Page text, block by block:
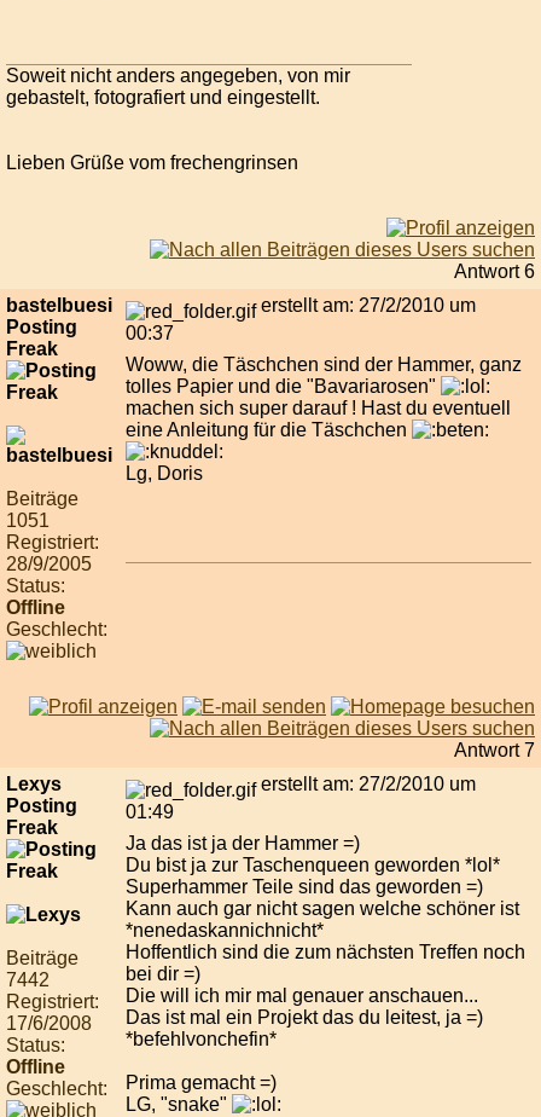
Soweit nicht anders angegeben, von mir
gebastelt, fotografiert und eingestellt.
Lieben Grüße vom frechengrinsen
Antwort 6
bastelbuesi
Posting
Freak
Beiträge
1051
Registriert:
28/9/2005
Status:
Offline
Geschlecht:
erstellt am: 27/2/2010 um
00:37
Woww, die Täschchen sind der Hammer, ganz
tolles Papier und die "Bavariarosen"
machen sich super darauf ! Hast du eventuell
eine Anleitung für die Täschchen
Lg, Doris
Antwort 7
Lexys
Posting
Freak
Beiträge
7442
Registriert:
17/6/2008
Status:
Offline
Geschlecht:
erstellt am: 27/2/2010 um
01:49
Ja das ist ja der Hammer =)
Du bist ja zur Taschenqueen geworden *lol*
Superhammer Teile sind das geworden =)
Kann auch gar nicht sagen welche schöner ist
*nenedaskannichnicht*
Hoffentlich sind die zum nächsten Treffen noch
bei dir =)
Die will ich mir mal genauer anschauen...
Das ist mal ein Projekt das du leitest, ja =)
*befehlvonchefin*
Prima gemacht =)
LG, "snake"